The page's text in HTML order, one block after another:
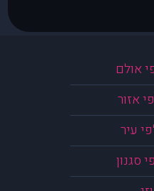
אולם
אזור
עיר
סגנון